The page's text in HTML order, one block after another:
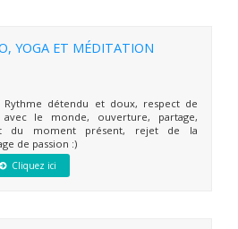
YOGA ET MÉDITATION
détendu et doux, respect de
avec le monde, ouverture, partage,
du moment présent, rejet de la
de passion :)
Cliquez ici